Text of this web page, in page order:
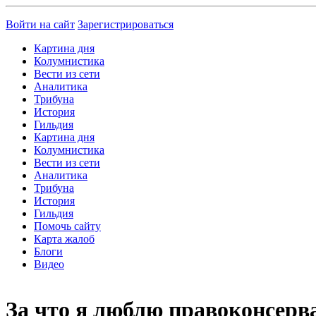
Войти на сайт Зарегистрироваться
Картина дня
Колумнистика
Вести из сети
Аналитика
Трибуна
История
Гильдия
Картина дня
Колумнистика
Вести из сети
Аналитика
Трибуна
История
Гильдия
Помочь сайту
Карта жалоб
Блоги
Видео
За что я люблю